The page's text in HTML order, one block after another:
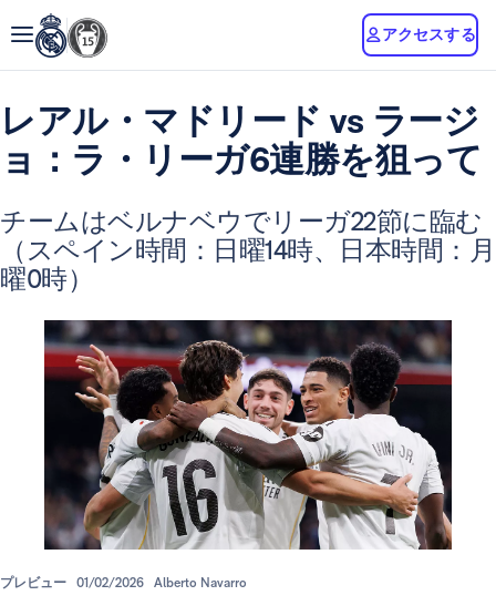
アクセスする
レアル・マドリード vs ラージ
ョ：ラ・リーガ6連勝を狙って
チームはベルナベウでリーガ22節に臨む
（スペイン時間：日曜14時、日本時間：月
曜0時）
プレビュー 01/02/2026 Alberto Navarro